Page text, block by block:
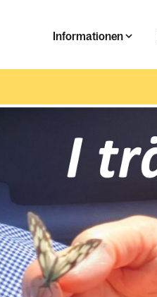
Informationen